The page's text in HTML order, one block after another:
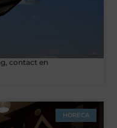
contact en
HORECA